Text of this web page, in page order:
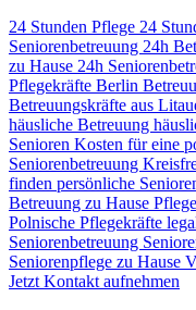
24 Stunden Pflege 24
Seniorenbetreuung 24h
zu Hause 24h
Pflegekräfte Berlin
Betreuungskräfte aus
häusliche Betreuung
Senioren Kosten für eine
Seniorenbetreuung
finden persönliche
Betreuung zu Hause
Polnische Pflegekräfte
Seniorenbetreuung
Seniorenpflege zu Hause
Jetzt Kontakt aufnehmen